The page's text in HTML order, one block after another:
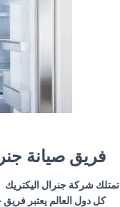
فريق صيانة
تمتلك شركة جنرال
كل دول العالم يعتبر فريق